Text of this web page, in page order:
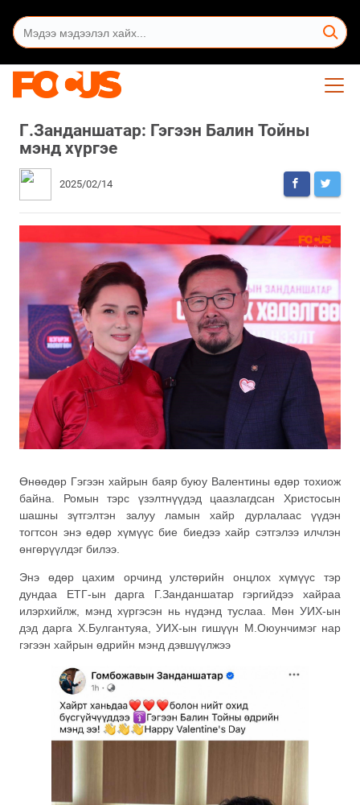
Г.Занданшатар: Гэгээн Балин Тойны
мэнд хүргэе
2025/02/14
Өнөөдөр Гэгээн хайрын баяр буюу Валентины өдөр тохиож
байна. Ромын тэрс үзэлтнүүдэд цаазлагдсан Христосын
шашны зүтгэлтэн залуу ламын хайр дурлалаас үүдэн
тогтсон энэ өдөр хүмүүс бие биедээ хайр сэтгэлээ илчлэн
өнгөрүүлдэг билээ.
Энэ өдөр цахим орчинд улстөрийн онцлох хүмүүс тэр
дундаа ЕТГ-ын дарга Г.Занданшатар гэргийдээ хайраа
илэрхийлж, мэнд хүргэсэн нь нүдэнд туслаа. Мөн УИХ-ын
дэд дарга Х.Булгантуяа, УИХ-ын гишүүн М.Оюунчимэг нар
гэгээн хайрын өдрийн мэнд дэвшүүлжээ